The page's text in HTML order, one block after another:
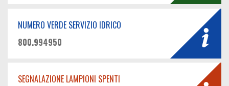
NUMERO VERDE SERVIZIO IDRICO
800.994950
SEGNALAZIONE LAMPIONI SPENTI